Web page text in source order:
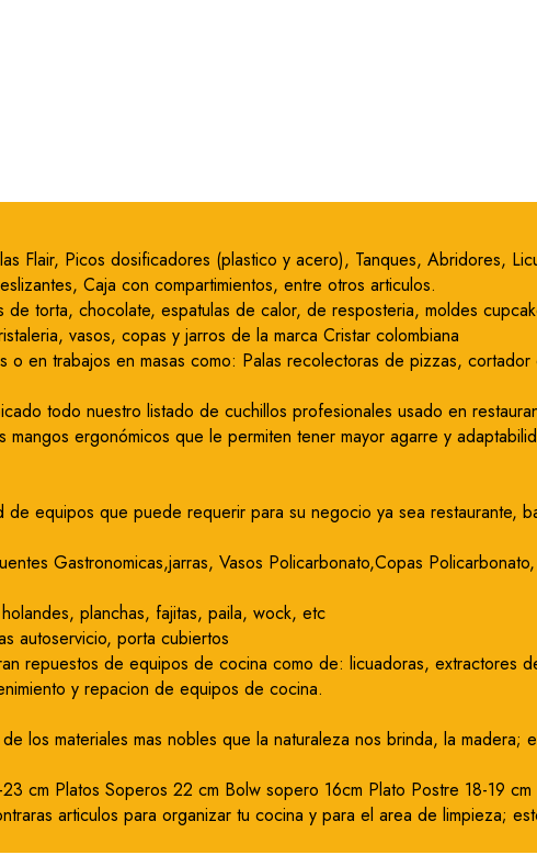
Flair, Picos dosificadores (plastico y acero), Tanques, Abridores,
Caja con compartimientos, entre otros articulos.
torta, chocolate, espatulas de calor, de resposteria, moldes
vasos, copas y jarros de la marca Cristar colombiana
o en trabajos en masas como: Palas recolectoras de pizzas,
todo nuestro listado de cuchillos profesionales usado en
ergonómicos que le permiten tener mayor agarre y
de equipos que puede requerir para su negocio ya sea restaurante,
Gastronomicas,jarras, Vasos Policarbonato,Copas
planchas, fajitas, paila, wock, etc
autoservicio, porta cubiertos
repuestos de equipos de cocina como de: licuadoras, extractores
y repacion de equipos de cocina.
los materiales mas nobles que la naturaleza nos brinda, la madera;
cm Platos Soperos 22 cm Bolw sopero 16cm Plato Postre 18-19
articulos para organizar tu cocina y para el area de limpieza;